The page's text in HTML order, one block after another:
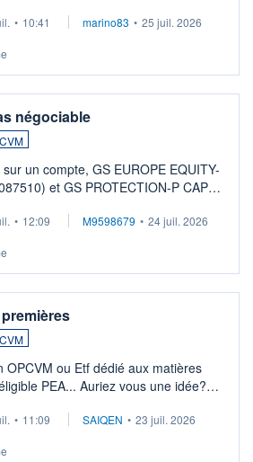
• 10:41 marino83 • 25 juil. 2026
négociable
un compte, GS EUROPE EQUITY-
et GS PROTECTION-P CAP
on me signale ...
• 12:09 M9598679 • 24 juil. 2026
OPCVM ou Etf dédié aux matières
PEA... Auriez vous une idée?
• 11:09 SAIQEN • 23 juil. 2026